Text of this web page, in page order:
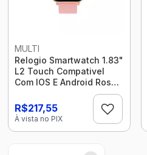
MULTI
Relogio Smartwatch 1.83"
L2 Touch Compativel
Com IOS E Android Rose
R$217,55
À vista no PIX